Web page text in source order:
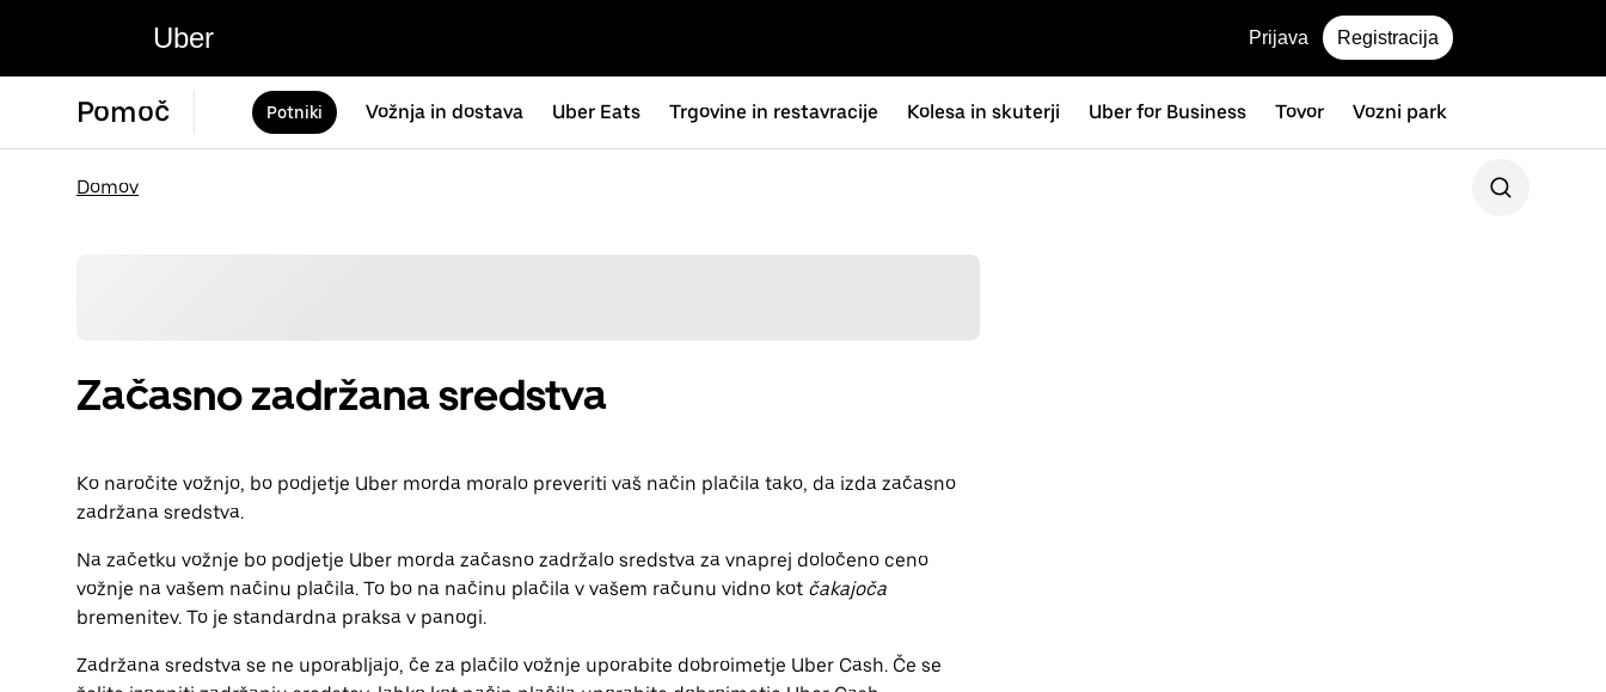
Uber Prijava Registracija
Pomoč Potniki Vožnja in dostava Uber Eats Trgovine in restavracije Kolesa in skuterji Uber for Business Tovor Vozni park
Domov
Začasno zadržana sredstva
Ko naročite vožnjo, bo podjetje Uber morda moralo preveriti vaš način plačila tako, da izda začasno
zadržana sredstva.
Na začetku vožnje bo podjetje Uber morda začasno zadržalo sredstva za vnaprej določeno ceno
vožnje na vašem načinu plačila. To bo na načinu plačila v vašem računu vidno kot čakajoča
bremenitev. To je standardna praksa v panogi.
Zadržana sredstva se ne uporabljajo, če za plačilo vožnje uporabite dobroimetje Uber Cash. Če se